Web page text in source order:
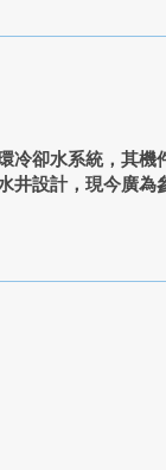
冷卻水系統，其機
井設計，現今廣為